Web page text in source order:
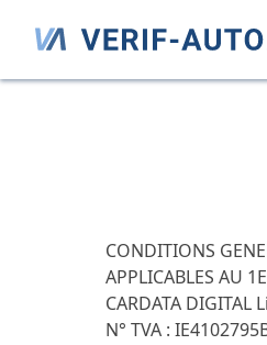
CONDITIONS
APPLICABLES AU
CARDATA
N° TVA :